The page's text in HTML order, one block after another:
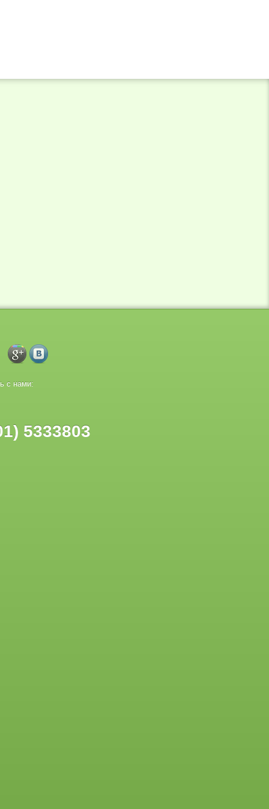
с нами:
5333803